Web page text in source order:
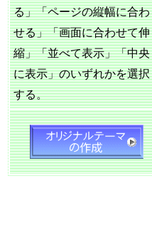
る」「ページの縦幅に合わ
せる」「画面に合わせて伸
縮」「並べて表示」「中央
に表示」のいずれかを選択
する。